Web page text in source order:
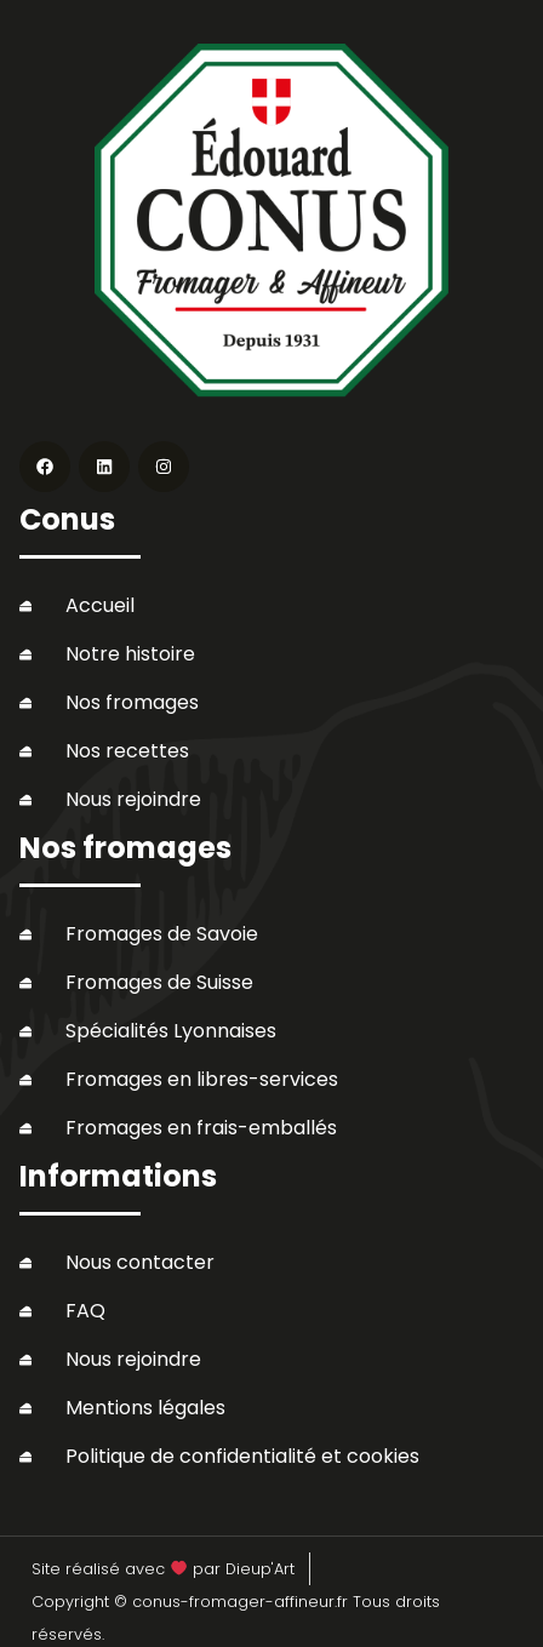
Conus
Accueil
Notre histoire
Nos fromages
Nos recettes
Nous rejoindre
Nos fromages
Fromages de Savoie
Fromages de Suisse
Spécialités Lyonnaises
Fromages en libres-services
Fromages en frais-emballés
Informations
Nous contacter
FAQ
Nous rejoindre
Mentions légales
Politique de confidentialité et cookies
Site réalisé avec
par Dieup'Art
Copyright © conus-fromager-affineur.fr Tous droits
réservés.